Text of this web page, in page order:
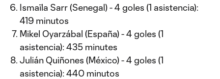
Ismaïla Sarr (Senegal) - 4 goles (1 asistencia):
419 minutos
Mikel Oyarzábal (España) - 4 goles (1
asistencia): 435 minutes
Julián Quiñones (México) - 4 goles (1
asistencia): 440 minutos